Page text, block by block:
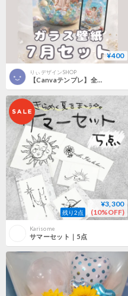
¥400
りぃデザインSHOP
【Canvaテンプレ】全5種/7月ガラス壁紙セット
残り2点
¥3,300
(10%OFF)
Karisome
サマーセット｜5点